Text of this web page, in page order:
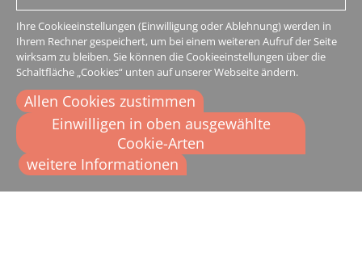
Ihre Cookieeinstellungen (Einwilligung oder Ablehnung) werden in
Ihrem Rechner gespeichert, um bei einem weiteren Aufruf der Seite
wirksam zu bleiben. Sie können die Cookieeinstellungen über die
Schaltfläche „Cookies“ unten auf unserer Webseite ändern.
Allen Cookies zustimmen
Einwilligen in oben ausgewählte
Cookie-Arten
weitere Informationen